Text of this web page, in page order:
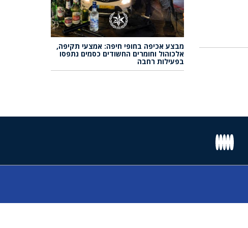
מבצע אכיפה בחופי חיפה: אמצעי תקיפה,
אלכוהול וחומרים החשודים כסמים נתפסו
בפעילות רחבה